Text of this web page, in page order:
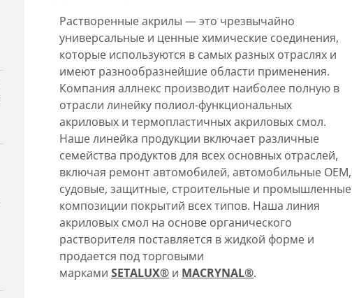
Растворенные акрилы — это чрезвычайно
универсальные и ценные химические соединения,
которые используются в самых разных отраслях и
имеют разнообразнейшие области применения.
Компания аллнекс производит наиболее полную в
отрасли линейку полиол-функциональных
акриловых и термопластичных акриловых смол.
Наше линейка продукции включает различные
семейства продуктов для всех основных отраслей,
включая ремонт автомобилей, автомобильные OEM,
судовые, защитные, строительные и промышленные
композиции покрытий всех типов. Наша линия
акриловых смол на основе органического
растворителя поставляется в жидкой форме и
продается под торговыми
марками SETALUX® и MACRYNAL®.